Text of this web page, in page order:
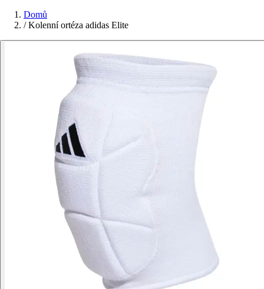
Domů
/ Kolenní ortéza adidas Elite